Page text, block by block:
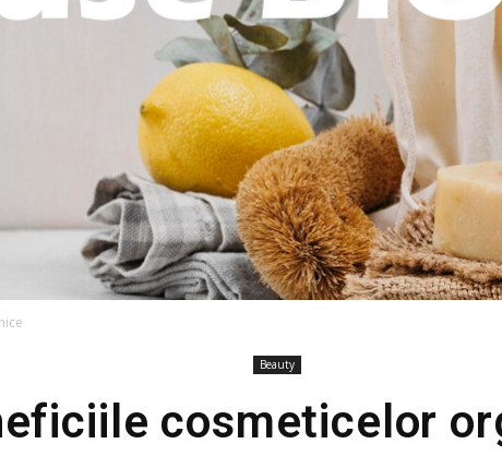
Beauty
cosmeticelor